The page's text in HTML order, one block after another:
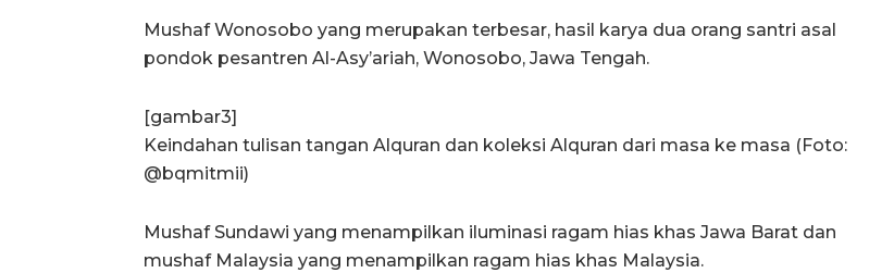
Mushaf Wonosobo yang merupakan terbesar, hasil karya dua orang santri asal
pondok pesantren Al-Asy’ariah, Wonosobo, Jawa Tengah.
[gambar3]
Keindahan tulisan tangan Alquran dan koleksi Alquran dari masa ke masa (Foto:
@bqmitmii)
Mushaf Sundawi yang menampilkan iluminasi ragam hias khas Jawa Barat dan
mushaf Malaysia yang menampilkan ragam hias khas Malaysia.